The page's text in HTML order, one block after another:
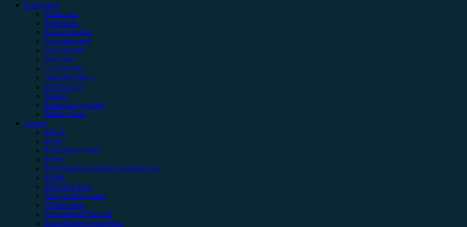
Kategorien
Rezension
Vorbericht
Konzertbericht
Festivalbericht
Showbericht
Interview
Gewinnspiel
Jahresrückblick
Kommentar
Special
Erinnerungswürdig
Bildergalerie
Genres
#Rock
#Pop
#Alternative/Indie
#Metal
#Post-Hardcore/Hardcore/Metalcore
#Punk
#Rap/Hip-Hop
#Singer/Songwriter
#Electronica
#Soundtrack/Musical
#Jazz/Blues/Gospel/Soul